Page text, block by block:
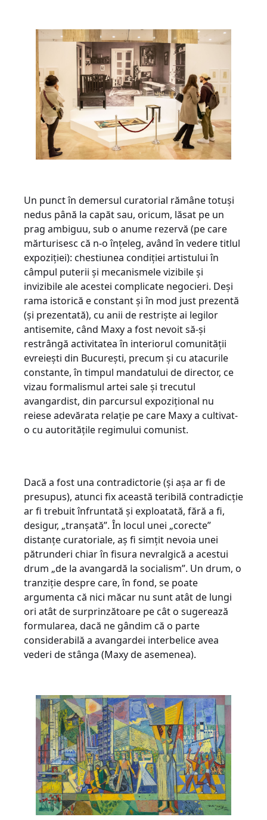
Un punct în demersul curatorial rămâne totuși
nedus până la capăt sau, oricum, lăsat pe un
prag ambiguu, sub o anume rezervă (pe care
mărturisesc că n-o înțeleg, având în vedere titlul
expoziției): chestiunea condiției artistului în
câmpul puterii și mecanismele vizibile și
invizibile ale acestei complicate negocieri. Deși
rama istorică e constant și în mod just prezentă
(și prezentată), cu anii de restriște ai legilor
antisemite, când Maxy a fost nevoit să-și
restrângă activitatea în interiorul comunității
evreiești din București, precum și cu atacurile
constante, în timpul mandatului de director, ce
vizau formalismul artei sale și trecutul
avangardist, din parcursul expozițional nu
reiese adevărata relație pe care Maxy a cultivat-
o cu autoritățile regimului comunist.
Dacă a fost una contradictorie (și așa ar fi de
presupus), atunci fix această teribilă contradicție
ar fi trebuit înfruntată și exploatată, fără a fi,
desigur, „tranșată”. În locul unei „corecte”
distanțe curatoriale, aș fi simțit nevoia unei
pătrunderi chiar în fisura nevralgică a acestui
drum „de la avangardă la socialism”. Un drum, o
tranziție despre care, în fond, se poate
argumenta că nici măcar nu sunt atât de lungi
ori atât de surprinzătoare pe cât o sugerează
formularea, dacă ne gândim că o parte
considerabilă a avangardei interbelice avea
vederi de stânga (Maxy de asemenea).